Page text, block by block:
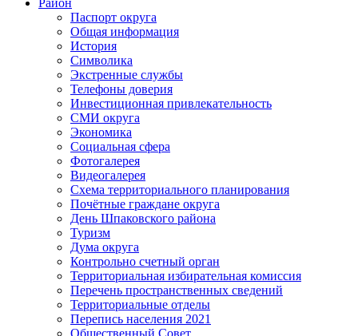
Район
Паспорт округа
Общая информация
История
Символика
Экстренные службы
Телефоны доверия
Инвестиционная привлекательность
СМИ округа
Экономика
Социальная сфера
Фотогалерея
Видеогалерея
Схема территориального планирования
Почётные граждане округа
День Шпаковского района
Туризм
Дума округа
Контрольно счетный орган
Территориальная избирательная комиссия
Перечень пространственных сведений
Территориальные отделы
Перепись населения 2021